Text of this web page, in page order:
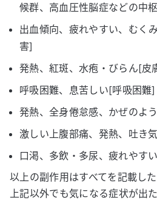
候群、高血圧性脳症などの中
出血傾向、疲れやすい、むく
害]
発熱、紅斑、水疱・びらん[皮
呼吸困難、息苦しい[呼吸困難]
発熱、全身倦怠感、かぜのよ
激しい上腹部痛、発熱、吐き
口渇、多飲・多尿、疲れやす
以上の副作用はすべてを記載し
上記以外でも気になる症状が出